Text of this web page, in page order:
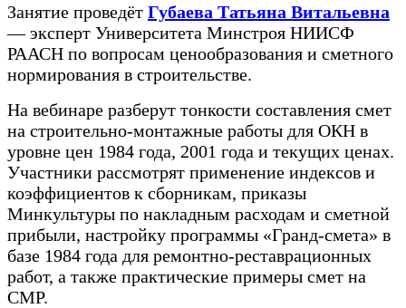
Занятие проведёт Губаева Татьяна Витальевна
— эксперт Университета Минстроя НИИСФ
РААСН по вопросам ценообразования и сметного
нормирования в строительстве.
На вебинаре разберут тонкости составления смет
на строительно-монтажные работы для ОКН в
уровне цен 1984 года, 2001 года и текущих ценах.
Участники рассмотрят применение индексов и
коэффициентов к сборникам, приказы
Минкультуры по накладным расходам и сметной
прибыли, настройку программы «Гранд-смета» в
базе 1984 года для ремонтно-реставрационных
работ, а также практические примеры смет на
СМР.